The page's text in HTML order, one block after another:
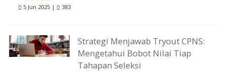
5 Jun 2025 | 383
Strategi Menjawab Tryout CPNS:
Mengetahui Bobot Nilai Tiap
Tahapan Seleksi